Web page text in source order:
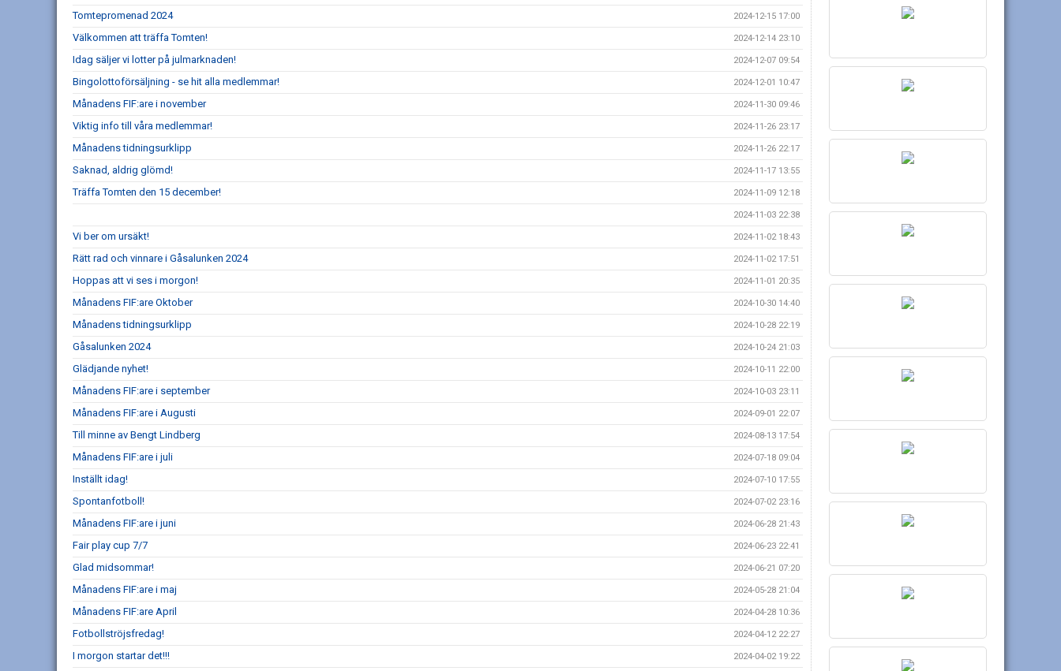
Tomtepromenad 2024 2024-12-15 17:00
Välkommen att träffa Tomten! 2024-12-14 23:10
Idag säljer vi lotter på julmarknaden! 2024-12-07 09:54
Bingolottoförsäljning - se hit alla medlemmar! 2024-12-01 10:47
Månadens FIF:are i november 2024-11-30 09:46
Viktig info till våra medlemmar! 2024-11-26 23:17
Månadens tidningsurklipp 2024-11-26 22:17
Saknad, aldrig glömd! 2024-11-17 13:55
Träffa Tomten den 15 december! 2024-11-09 12:18
2024-11-03 22:38
Vi ber om ursäkt! 2024-11-02 18:43
Rätt rad och vinnare i Gåsalunken 2024 2024-11-02 17:51
Hoppas att vi ses i morgon! 2024-11-01 20:35
Månadens FIF:are Oktober 2024-10-30 14:40
Månadens tidningsurklipp 2024-10-28 22:19
Gåsalunken 2024 2024-10-24 21:03
Glädjande nyhet! 2024-10-11 22:00
Månadens FIF:are i september 2024-10-03 23:11
Månadens FIF:are i Augusti 2024-09-01 22:07
Till minne av Bengt Lindberg 2024-08-13 17:54
Månadens FIF:are i juli 2024-07-18 09:04
Inställt idag! 2024-07-10 17:55
Spontanfotboll! 2024-07-02 23:16
Månadens FIF:are i juni 2024-06-28 21:43
Fair play cup 7/7 2024-06-23 22:41
Glad midsommar! 2024-06-21 07:20
Månadens FIF:are i maj 2024-05-28 21:04
Månadens FIF:are April 2024-04-28 10:36
Fotbollströjsfredag! 2024-04-12 22:27
I morgon startar det!!! 2024-04-02 19:22